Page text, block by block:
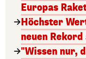
Europas
Höchster
neuen
"Wissen nur,